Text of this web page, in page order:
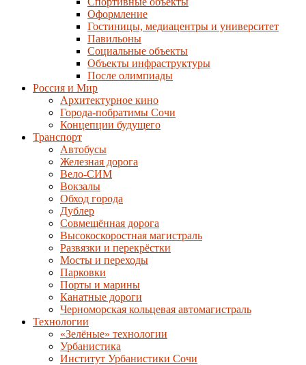
Оформление
Гостиницы, медиацентры и университет
Павильоны
Социальные объекты
Объекты инфраструктуры
После олимпиады
Россия и Мир
Архитектурное кино
Города-побратимы Сочи
Концепции будущего
Транспорт
Автобусы
Железная дорога
Вело-СИМ
Вокзалы
Обход города
Дублер
Совмещённая дорога
Высокоскоростная магистраль
Развязки и перекрёстки
Мосты и переходы
Парковки
Порты и марины
Канатные дороги
Черноморская кольцевая автомагистраль
Технологии
«Зелёные» технологии
Урбанистика
Институт Урбанистики Сочи